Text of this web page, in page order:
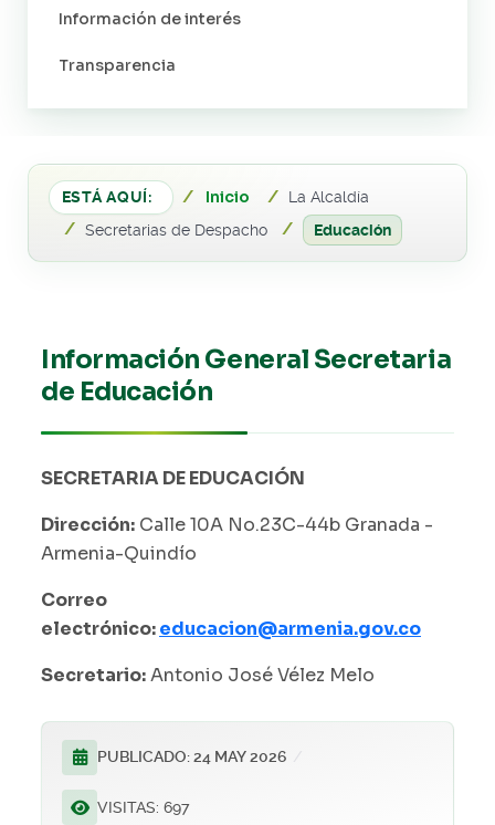
Información de interés
Transparencia
ESTÁ AQUÍ: Inicio
La Alcaldía
Secretarias de Despacho
Educación
Información General Secretaria
de Educación
SECRETARIA DE EDUCACIÓN
Dirección: Calle 10A No.23C-44b Granada -
Armenia-Quindío
Correo
electrónico:educacion@armenia.gov.co
Secretario:Antonio José Vélez Melo
PUBLICADO: 24 MAY 2026
VISITAS: 697